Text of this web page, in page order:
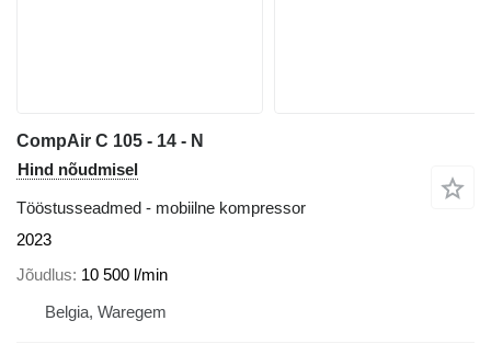
CompAir C 105 - 14 - N
Hind nõudmisel
Tööstusseadmed - mobiilne kompressor
2023
Jõudlus 10 500 l/min
Belgia, Waregem